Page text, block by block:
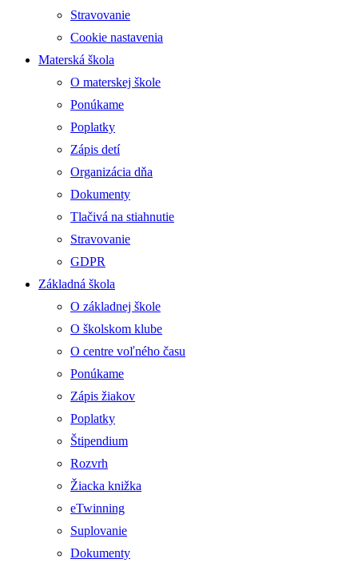
Stravovanie
Cookie nastavenia
Materská škola
O materskej škole
Ponúkame
Poplatky
Zápis detí
Organizácia dňa
Dokumenty
Tlačivá na stiahnutie
Stravovanie
GDPR
Základná škola
O základnej škole
O školskom klube
O centre voľného času
Ponúkame
Zápis žiakov
Poplatky
Štipendium
Rozvrh
Žiacka knižka
eTwinning
Suplovanie
Dokumenty